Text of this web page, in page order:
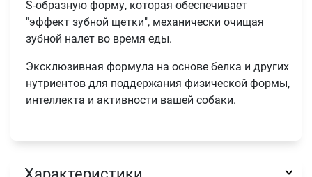
S-образную форму, которая обеспечивает
"эффект зубной щетки", механически очищая
зубной налет во время еды.
Эксклюзивная формула на основе белка и других
нутриентов для поддержания физической формы,
интеллекта и активности вашей собаки.